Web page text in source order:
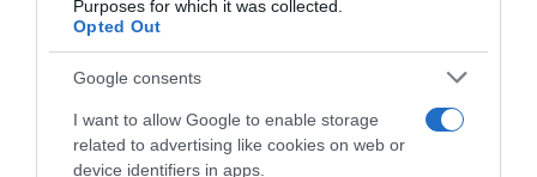
Purposes for which it was collected.
Opted Out
Google consents
I want to allow Google to enable storage
related to advertising like cookies on web or
device identifiers in apps.
PRODUTOS E MARCAS